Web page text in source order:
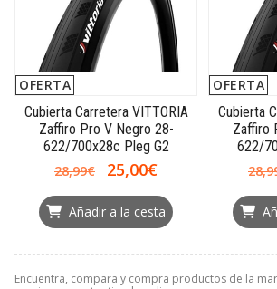
Encuentra, compara y compra productos de la
OFERTA
Cubierta Carretera VITTORIA
Zaffiro Pro V Negro 28-
622/700x28c Pleg G2
28,99€
25,00€
Añadir a la cesta
OFERTA
Cubierta
Zaffiro
622/